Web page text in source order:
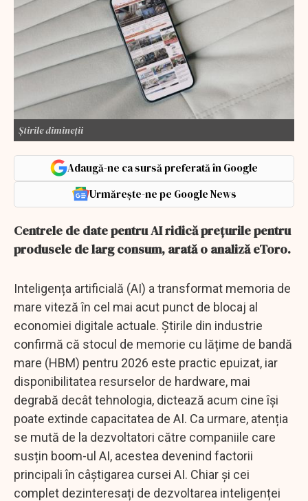
Știrile dimineții
Adaugă-ne ca sursă preferată în Google
Urmărește-ne pe Google News
Centrele de date pentru AI ridică prețurile pentru
produsele de larg consum, arată o analiză eToro.
Inteligența artificială (AI) a transformat memoria de
mare viteză în cel mai acut punct de blocaj al
economiei digitale actuale. Știrile din industrie
confirmă că stocul de memorie cu lățime de bandă
mare (HBM) pentru 2026 este practic epuizat, iar
disponibilitatea resurselor de hardware, mai
degrabă decât tehnologia, dictează acum cine își
poate extinde capacitatea de AI. Ca urmare, atenția
se mută de la dezvoltatori către companiile care
susțin boom-ul AI, acestea devenind factorii
principali în câștigarea cursei AI. Chiar și cei
complet dezinteresați de dezvoltarea inteligenței